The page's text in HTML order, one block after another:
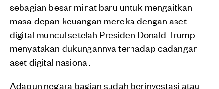
sebagian besar minat baru untuk mengaitkan
masa depan keuangan mereka dengan aset
digital muncul setelah Presiden Donald Trump
menyatakan dukungannya terhadap cadangan
aset digital nasional.
Adapun negara bagian sudah berinvestasi atau